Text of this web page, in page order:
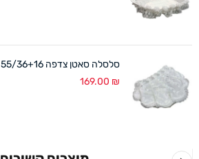
סלסלה סאטן צדפה 55/36+16 ס"מ לבן
169.00 ₪